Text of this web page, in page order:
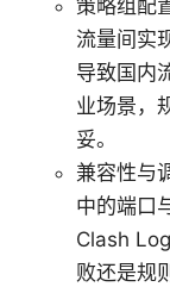
策略组配
流量间实
导致国内
业场景，
妥。
兼容性与
中的端口
Clash
败还是规